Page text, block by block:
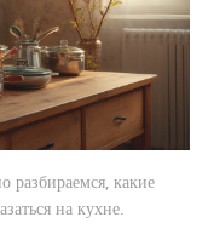
разбираемся, какие
на кухне.